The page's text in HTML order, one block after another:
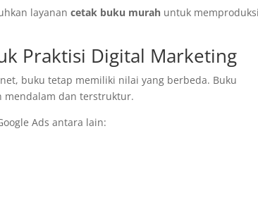
layanancetak buku murah untuk
Praktisi Digital Marketing
buku tetap memiliki nilai yang berbeda. Buku
mendalam dan terstruktur.
Ads antara lain: